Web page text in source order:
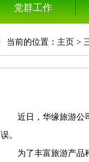
党群工作
当前的位置： 主页 >
近日，华缘旅游公司
误。
为了丰富旅游产品种